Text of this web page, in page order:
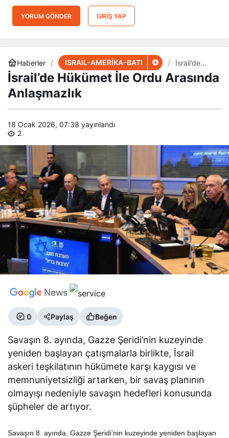
YORUM GÖNDER GIRIŞ YAP
Haberler İSRAİL-AMERİKA-BATI
İsrail’de
Hükümet İle
Ordu
İsrail’de Hükümet İle Ordu Arasında
Anlaşmazlık
18 Ocak 2026, 07:38 yayınlandı
2
0 Paylaş Beğen
Savaşın 8. ayında, Gazze Şeridi’nin kuzeyinde
yeniden başlayan çatışmalarla birlikte, İsrail
askeri teşkilatının hükümete karşı kaygısı ve
memnuniyetsizliği artarken, bir savaş planının
olmayışı nedeniyle savaşın hedefleri konusunda
şüpheler de artıyor.
Savaşın 8. ayında, Gazze Şeridi’nin kuzeyinde yeniden başlayan